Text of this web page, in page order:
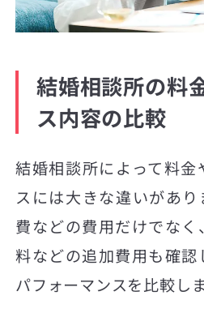
結婚相談所の料
ス内容の比較
結婚相談所によって料
スには大きな違いがあ
費などの費用だけでな
料などの追加費用も確認
パフォーマンスを比較し